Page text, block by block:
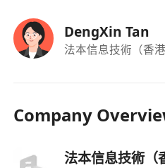
DengXin Tan
法本信息技術（香
Company
法本信息技術（